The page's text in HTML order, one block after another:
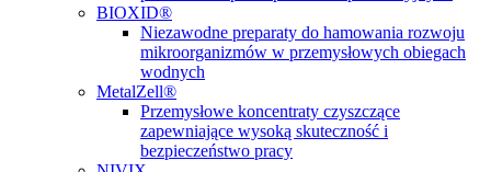
BIOXID®
Niezawodne preparaty do hamowania rozwoju
mikroorganizmów w przemysłowych obiegach
wodnych
MetalZell®
Przemysłowe koncentraty czyszczące
zapewniające wysoką skuteczność i
bezpieczeństwo pracy